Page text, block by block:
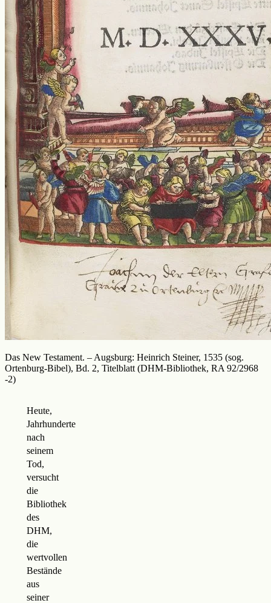
Das New Testament. – Augsburg: Heinrich Steiner, 1535 (sog.
Ortenburg-Bibel), Bd. 2, Titelblatt (DHM-Bibliothek, RA 92/2968
-2)
Heute,
Jahrhunderte
nach
seinem
Tod,
versucht
die
Bibliothek
des
DHM,
die
wertvollen
Bestände
aus
seiner